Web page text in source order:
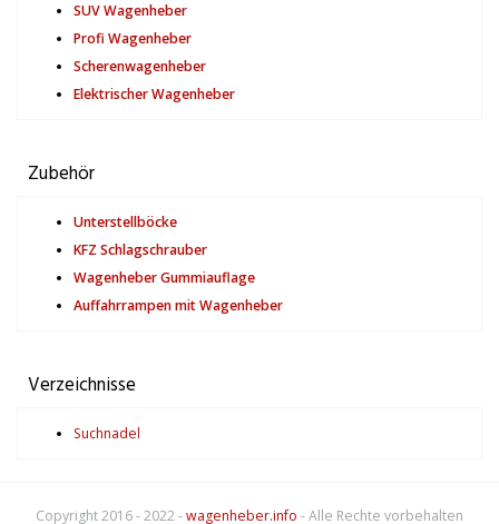
SUV Wagenheber
Profi Wagenheber
Scherenwagenheber
Elektrischer Wagenheber
Zubehör
Unterstellböcke
KFZ Schlagschrauber
Wagenheber Gummiauflage
Auffahrrampen mit Wagenheber
Verzeichnisse
Suchnadel
Copyright 2016 - 2022 -wagenheber.info - Alle Rechte vorbehalten